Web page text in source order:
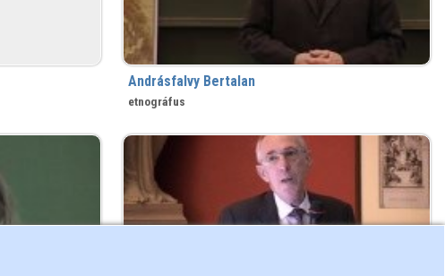
Andrásfalvy Bertalan
etnográfus